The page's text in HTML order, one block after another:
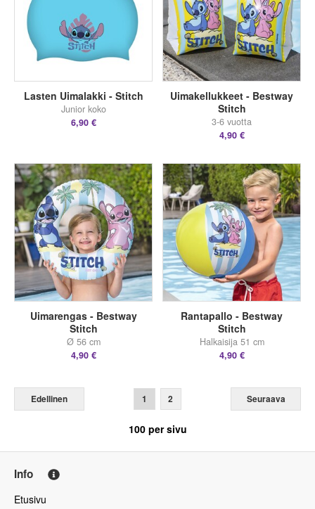
Lasten Uimalakki - Stitch
Junior koko
6,90 €
Uimakellukkeet - Bestway
Stitch
3-6 vuotta
4,90 €
Uimarengas - Bestway
Stitch
Ø 56 cm
4,90 €
Rantapallo - Bestway
Stitch
Halkaisija 51 cm
4,90 €
Edellinen 1 2 Seuraava
100 per sivu
Info
Etusivu